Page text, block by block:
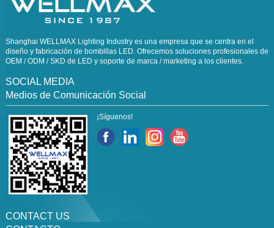
Shanghai WELLMAX Lighting Industry es una empresa que se centra en el
diseño y fabricación de bombillas LED. Ofrecemos soluciones profesionales de
OEM / ODM / SKD de LED y soporte de marca / marketing a los clientes.
SOCIAL MEDIA
Medios de Comunicación Social
¡Síguenos!
CONTACT US